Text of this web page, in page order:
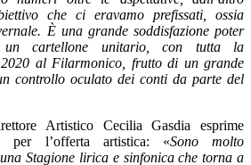
che ci eravamo prefissati, ossia
È una grande soddisfazione poter
un cartellone unitario, con tutta la
al Filarmonico, frutto di un grande
controllo oculato dei conti da parte del
Artistico Cecilia Gasdia esprime
per l’offerta artistica: «Sono molto
Stagione lirica e sinfonica che torna a